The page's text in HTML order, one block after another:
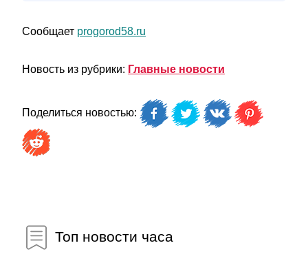
Сообщает progorod58.ru
Новость из рубрики: Главные новости
Поделиться новостью:
Топ новости часа